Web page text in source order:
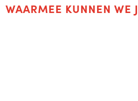
WAARMEE KUNNEN WE